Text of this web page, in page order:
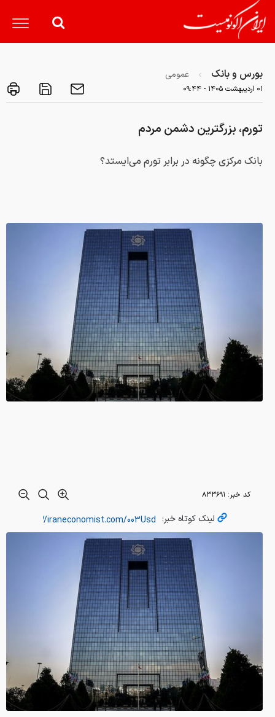
بورس و بانک عمومی
۰۱ ارديبهشت ۱۴۰۵ - ۰۹:۴۴
تورم، بزرگترین دشمن مردم
بانک مرکزی چگونه در برابر تورم می‌ایستد؟
۸۳۳۶۹۱
به گزارش ایران اکونومیست؛ بانک مرکزی از چارچوب جدیدی پرده
برداشت که هم جلوی تورم می‌ایستد و هم تأمین مالی تولید را
تقویت می‌کند.
تسنیم: معاون سیاست‌گذاری پولی بانک مرکزی در نشست با